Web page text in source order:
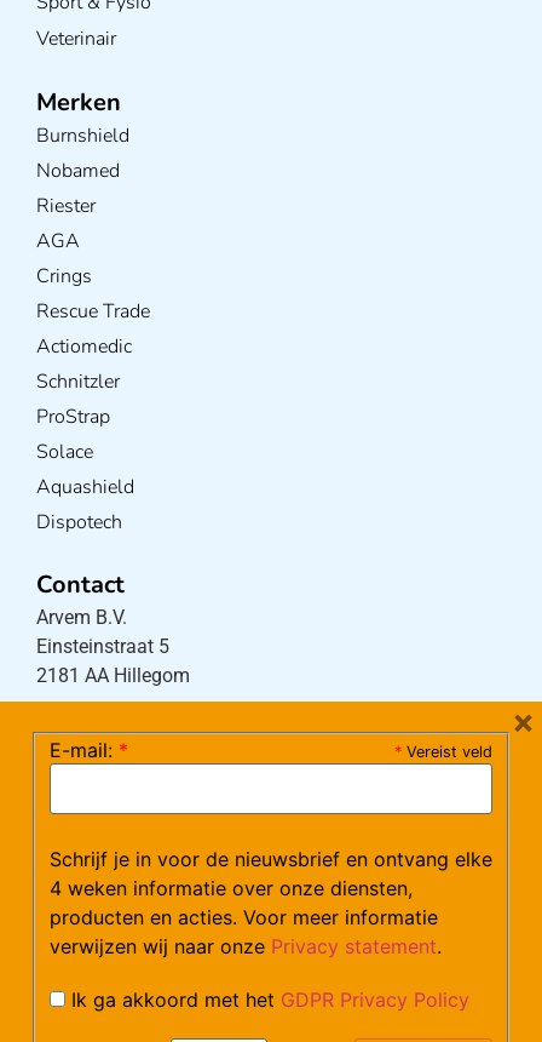
Veterinair
Merken
Burnshield
Nobamed
Riester
AGA
Crings
Rescue Trade
Actiomedic
Schnitzler
ProStrap
Solace
Aquashield
Dispotech
Contact
Arvem B.V.
Einsteinstraat 5
2181 AA Hillegom
Tel:0252-533256
08:30-16:00 uur)
Mail:
klantenservice@arvem.nl
Werken bij Arvem?
Bekijk hier onze vacatures.
* Vereist veld
E-mail: *
Schrijf je in voor de nieuwsbrief en ontvang elke
4 weken informatie over onze diensten,
producten en acties. Voor meer informatie
verwijzen wij naar onze Privacy statement.
Ik ga akkoord met het GDPR Privacy Policy
×